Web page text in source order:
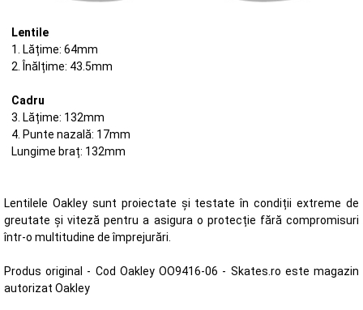
Lentile
1. Lățime: 64mm
2. Înălțime: 43.5mm
Cadru
3. Lățime: 132mm
4. Punte nazală: 17mm
Lungime braț: 132mm
Lentilele Oakley sunt proiectate și testate în condiții extreme de
greutate și viteză pentru a asigura o protecție fără compromisuri
într-o multitudine de împrejurări.
Produs original - Cod Oakley OO9416-06 - Skates.ro este magazin
autorizat Oakley